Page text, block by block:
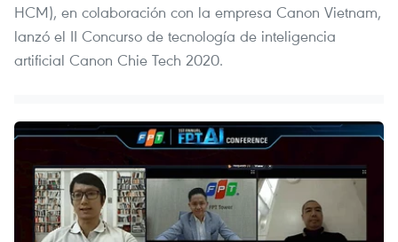
HCM), en colaboración con la empresa Canon Vietnam,
lanzó el II Concurso de tecnología de inteligencia
artificial Canon Chie Tech 2020.